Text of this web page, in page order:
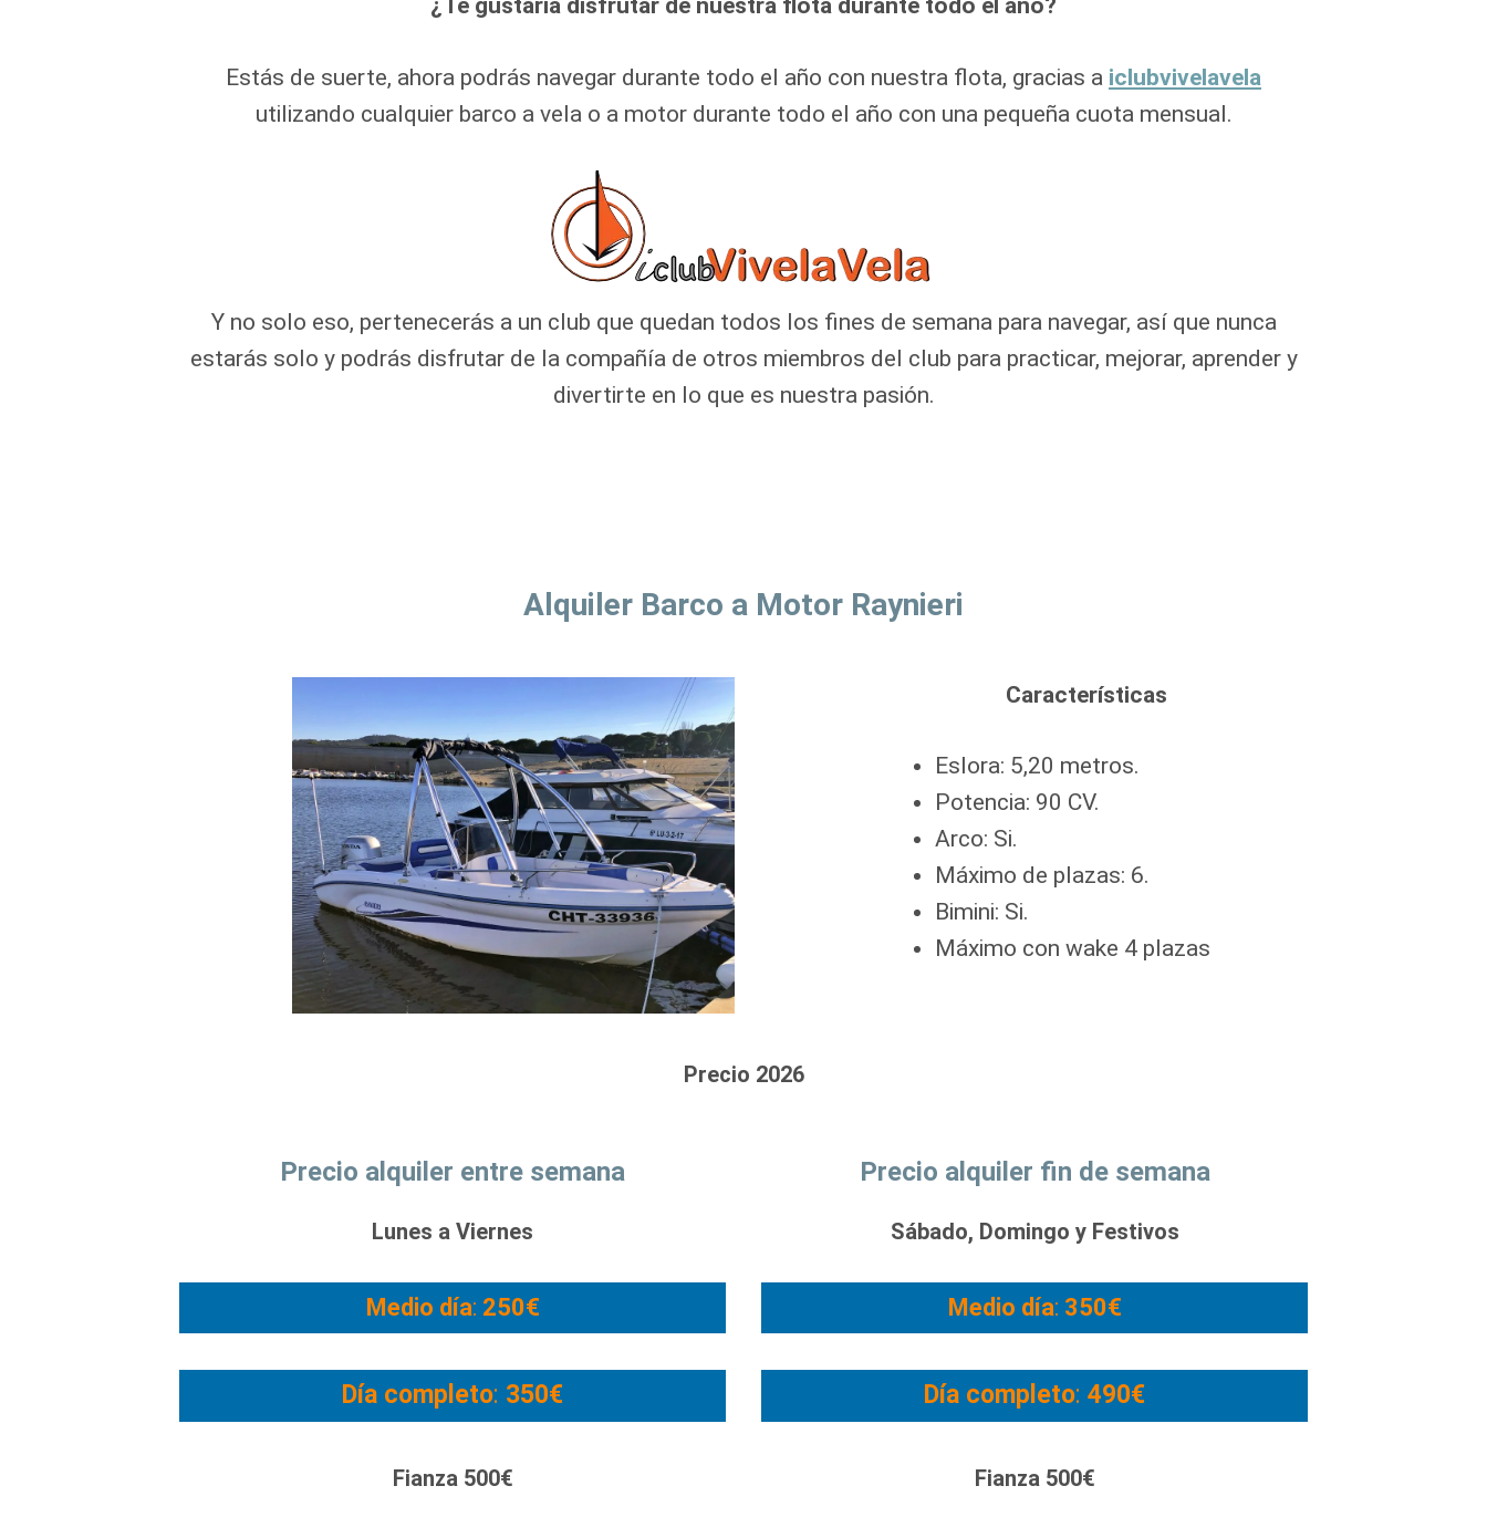
¿Te gustaría disfrutar de nuestra flota durante todo el año?
Estás de suerte, ahora podrás navegar durante todo el año con nuestra flota, gracias a iclubvivelavela
utilizando cualquier barco a vela o a motor durante todo el año con una pequeña cuota mensual.
Y no solo eso, pertenecerás a un club que quedan todos los fines de semana para navegar, así que nunca
estarás solo y podrás disfrutar de la compañía de otros miembros del club para practicar, mejorar, aprender y
divertirte en lo que es nuestra pasión.
Alquiler Barco a Motor Raynieri
Características
Eslora: 5,20 metros.
Potencia: 90 CV.
Arco: Si.
Máximo de plazas: 6.
Bimini: Si.
Máximo con wake 4 plazas
Precio 2026
Precio alquiler entre semana
Lunes a Viernes
Medio día: 250€
Día completo: 350€
Fianza 500€
Precio alquiler fin de semana
Sábado, Domingo y Festivos
Medio día: 350€
Día completo: 490€
Fianza 500€